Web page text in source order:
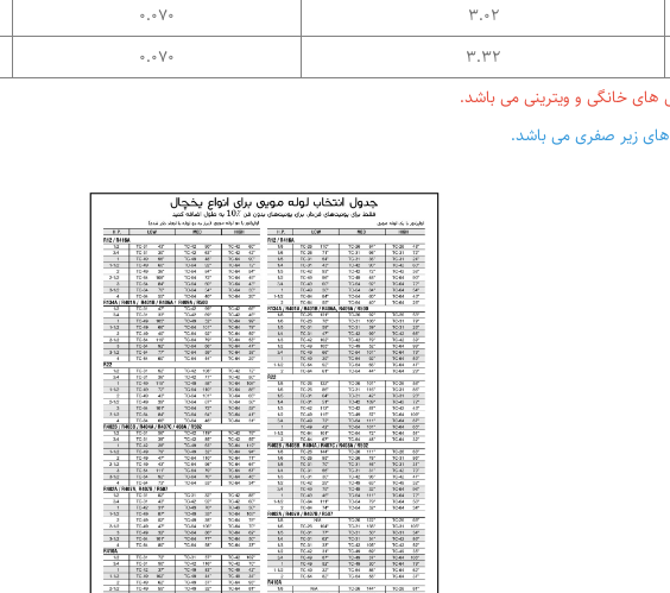
3.02
0.070
3.32
0.070
خانگی و ویترینی می باشد.
زیر صفری می باشد.